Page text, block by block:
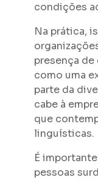
condições
Na prática,
presença
como uma
parte da
cabe à
que
linguísticas.
É
pessoas